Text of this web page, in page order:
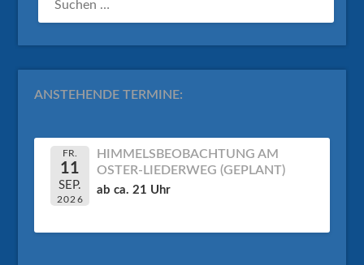
NACH:
ANSTEHENDE TERMINE:
FR.
11
SEP.
2026
HIMMELSBEOBACHTUNG AM
OSTER-LIEDERWEG (GEPLANT)
ab ca. 21 Uhr